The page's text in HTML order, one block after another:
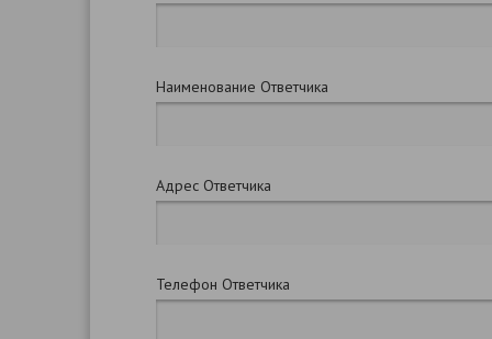
Наименование Ответчика
Адрес Ответчика
Телефон Ответчика